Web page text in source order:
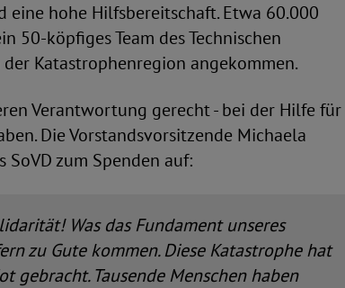
hohe Hilfsbereitschaft. Etwa 60.000
50-köpfiges Team des Technischen
Katastrophenregion angekommen.
Verantwortung gerecht - bei der Hilfe für
Die Vorstandsvorsitzende Michaela
zum Spenden auf:
Was das Fundament unseres
zu Gute kommen. Diese Katastrophe hat
gebracht. Tausende Menschen haben